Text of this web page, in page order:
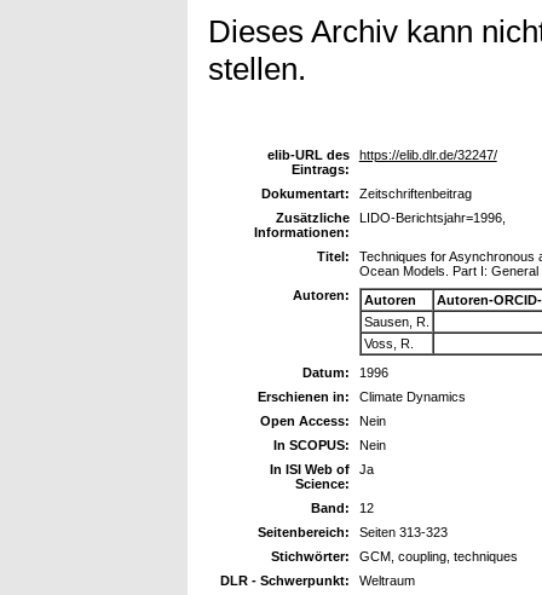
Dieses Archiv kann
stellen.
elib-URL des
Eintrags:
https://elib.dlr.de/32247/
Dokumentart:
Zeitschriftenbeitrag
Zusätzliche
Informationen:
LIDO-Berichtsjahr=1996,
Titel:
Techniques for Asynchronous
Ocean Models. Part I:
Autoren:
Autoren
Autoren-
Sausen, R.
Voss, R.
Datum:
1996
Erschienen in:
Climate Dynamics
Open Access:
Nein
In SCOPUS:
Nein
In ISI Web of
Science:
Ja
Band:
12
Seitenbereich:
Seiten 313-323
Stichwörter:
GCM, coupling, techniques
DLR - Schwerpunkt:
Weltraum